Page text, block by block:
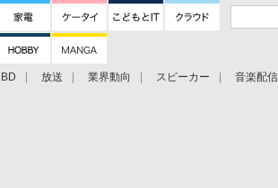
BD 放送 業界動向 スピーカー
音楽配信